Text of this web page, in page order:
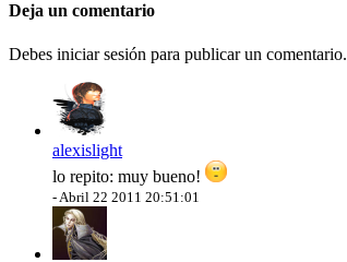
Deja un comentario
Debes iniciar sesión para publicar un comentario.
alexislight
lo repito: muy bueno!
- Abril 22 2011 20:51:01